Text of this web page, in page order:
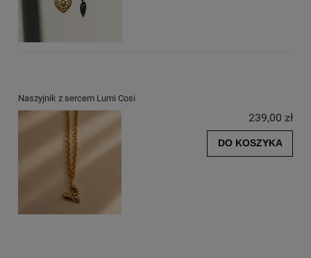
Naszyjnik z sercem Lumi Cosi
239,00 zł
DO KOSZYKA